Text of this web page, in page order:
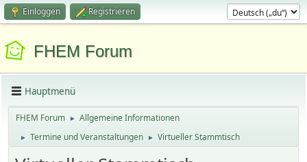
Einloggen Registrieren
FHEM Forum
Hauptmenü
FHEM Forum ► Allgemeine Informationen
► Termine und Veranstaltungen ► Virtueller Stammtisch